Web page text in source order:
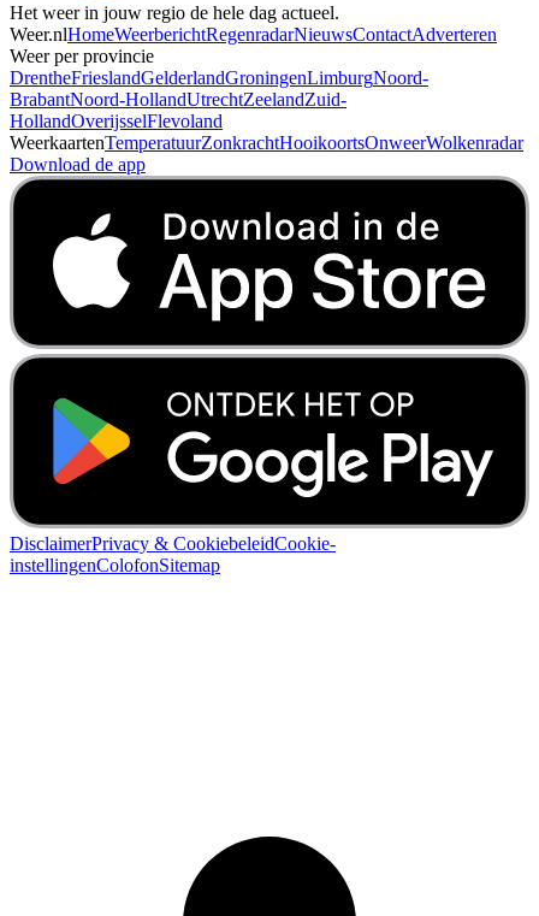
Het weer in jouw regio de hele dag actueel.
Weer.nlHomeWeerberichtRegenradarNieuwsContactAdverteren
Weer per provincie
DrentheFrieslandGelderlandGroningenLimburgNoord-
BrabantNoord-HollandUtrechtZeelandZuid-
HollandOverijsselFlevoland
WeerkaartenTemperatuurZonkrachtHooikoortsOnweerWolkenradar
Download de app
DisclaimerPrivacy & CookiebeleidCookie-
instellingenColofonSitemap